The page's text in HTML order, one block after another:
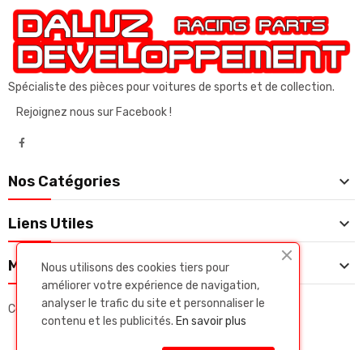
Spécialiste des pièces pour voitures de sports et de collection.
Rejoignez nous sur Facebook !
Nos Catégories 
Liens Utiles 
Mon Compte 
Copyright © Daluz developpeent. Tous droits réservés.
Nous utilisons des cookies tiers pour
améliorer votre expérience de navigation,
analyser le trafic du site et personnaliser le
contenu et les publicités. En savoir plus